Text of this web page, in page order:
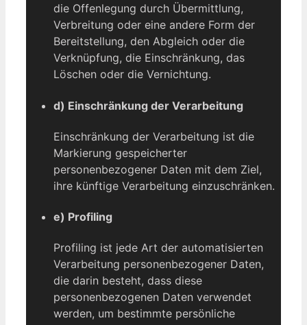
die Offenlegung durch Übermittlung,
Verbreitung oder eine andere Form der
Bereitstellung, den Abgleich oder die
Verknüpfung, die Einschränkung, das
Löschen oder die Vernichtung.
d) Einschränkung der Verarbeitung
Einschränkung der Verarbeitung ist die
Markierung gespeicherter
personenbezogener Daten mit dem Ziel,
ihre künftige Verarbeitung einzuschränken.
e) Profiling
Profiling ist jede Art der automatisierten
Verarbeitung personenbezogener Daten,
die darin besteht, dass diese
personenbezogenen Daten verwendet
werden, um bestimmte persönliche